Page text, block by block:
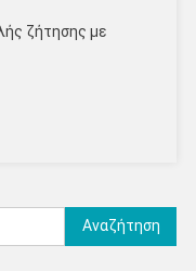
ζήτησης με
Αναζήτηση
για: